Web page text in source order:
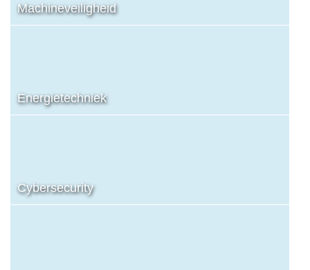
Machineveiligheid
Energietechniek
Cybersecurity